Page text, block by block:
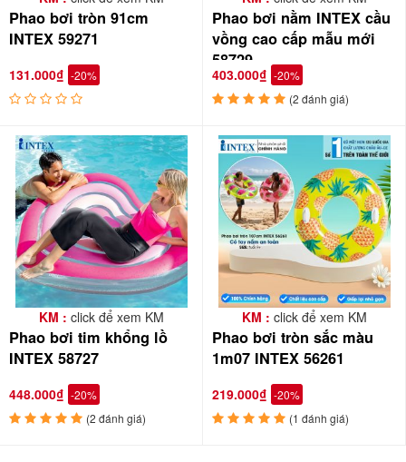
Phao bơi tròn 91cm
INTEX 59271
131.000₫ -20%
Phao bơi nằm INTEX cầu
vồng cao cấp mẫu mới
58729
403.000₫ -20%
(2 đánh giá)
KM : click để xem KM
Phao bơi tim khổng lồ
INTEX 58727
448.000₫ -20%
(2 đánh giá)
KM : click để xem KM
Phao bơi tròn sắc màu
1m07 INTEX 56261
219.000₫ -20%
(1 đánh giá)